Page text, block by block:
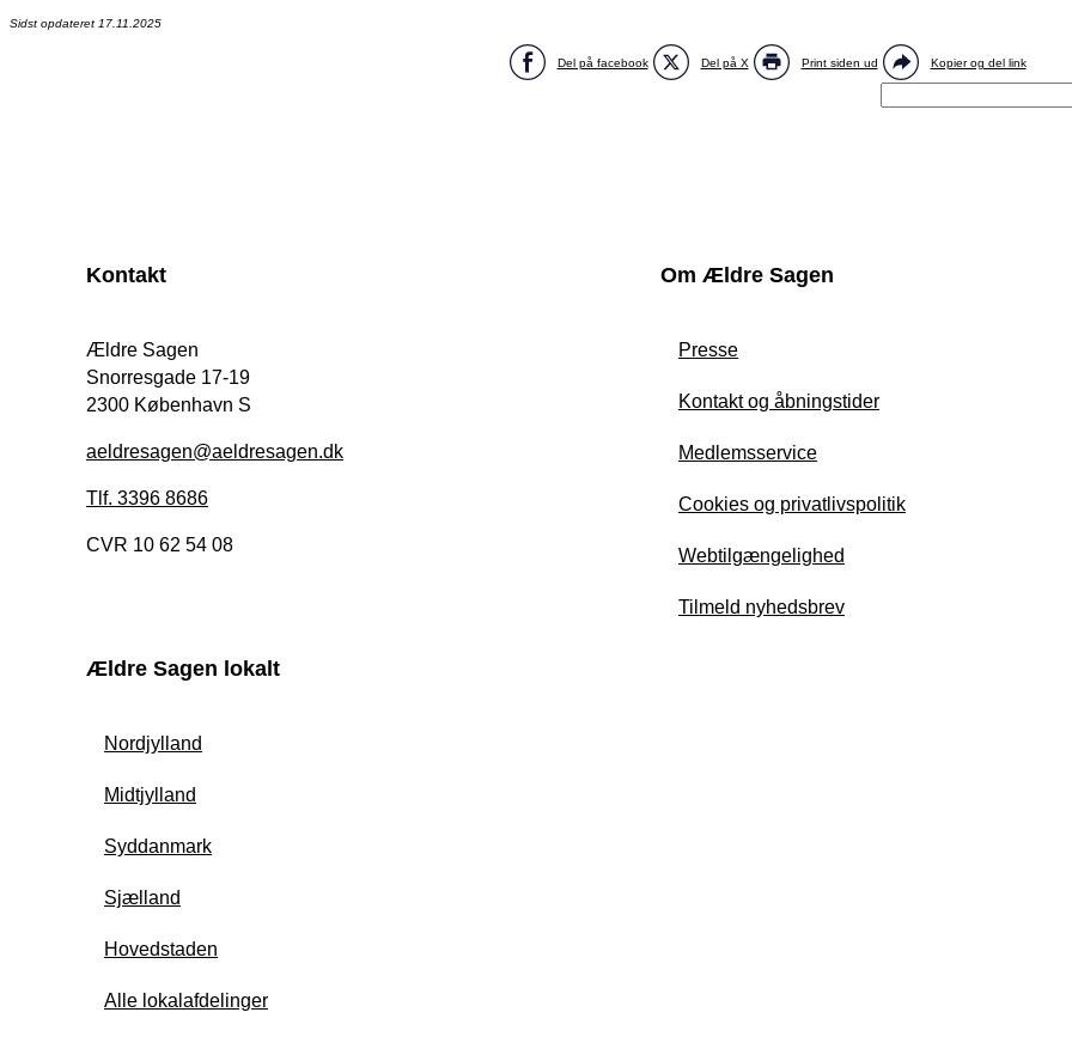
Sidst opdateret 17.11.2025
Del på facebook Del på X Print siden ud Kopier og del link
Kontakt
Ældre Sagen
Snorresgade 17-19
2300 København S
aeldresagen@aeldresagen.dk
Tlf. 3396 8686
CVR 10 62 54 08
Om Ældre Sagen
Presse
Kontakt og åbningstider
Medlemsservice
Cookies og privatlivspolitik
Webtilgængelighed
Tilmeld nyhedsbrev
Ældre Sagen lokalt
Nordjylland
Midtjylland
Syddanmark
Sjælland
Hovedstaden
Alle lokalafdelinger